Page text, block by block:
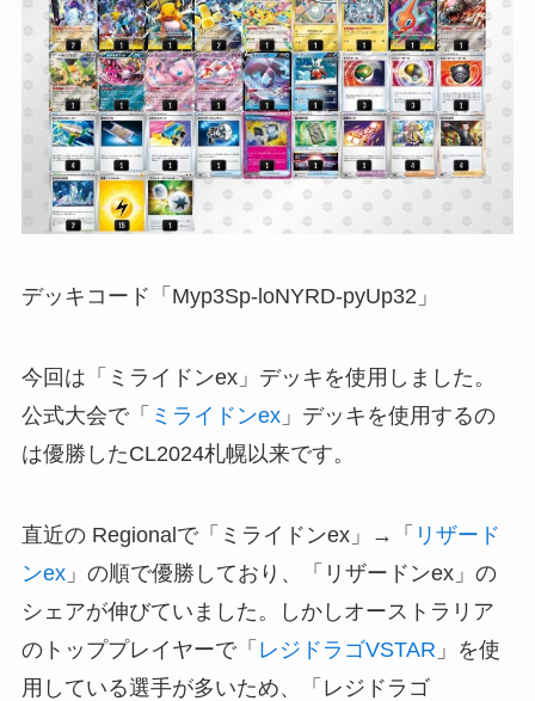
デッキコード「Myp3Sp-loNYRD-pyUp32」
今回は「ミライドンex」デッキを使用しました。
公式大会で「 ミライドンex」デッキを使用するの
は優勝したCL2024札幌以来です。
直近の Regionalで「ミライドンex」→「 リザード
ンex」の順で優勝しており、「リザードンex」の
シェアが伸びていました。しかしオーストラリア
のトッププレイヤーで「 レジドラゴVSTAR 」を使
用している選手が多いため、「レジドラゴ